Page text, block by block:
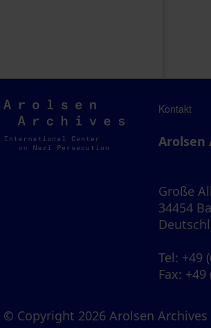
Arolsen
Archives
Kontakt
Arolsen
Große
34454
Tel: +49
Fax: +49
© Copyright 2026 Arolsen Archives